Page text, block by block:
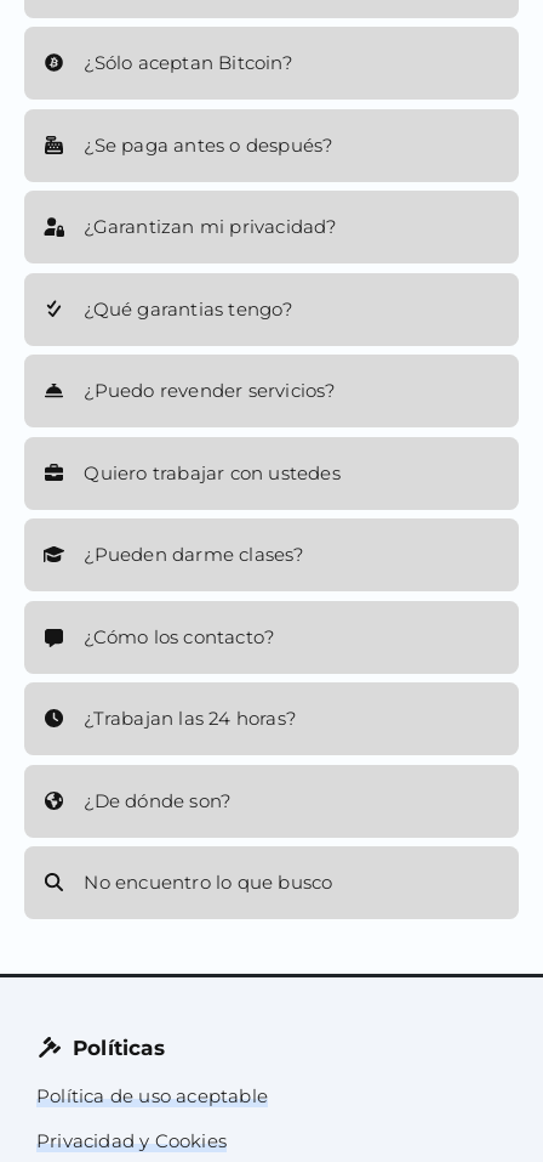
¿Sólo aceptan Bitcoin?
¿Se paga antes o después?
¿Garantizan mi privacidad?
¿Qué garantias tengo?
¿Puedo revender servicios?
Quiero trabajar con ustedes
¿Pueden darme clases?
¿Cómo los contacto?
¿Trabajan las 24 horas?
¿De dónde son?
No encuentro lo que busco
Políticas
Política de uso aceptable
Privacidad y Cookies